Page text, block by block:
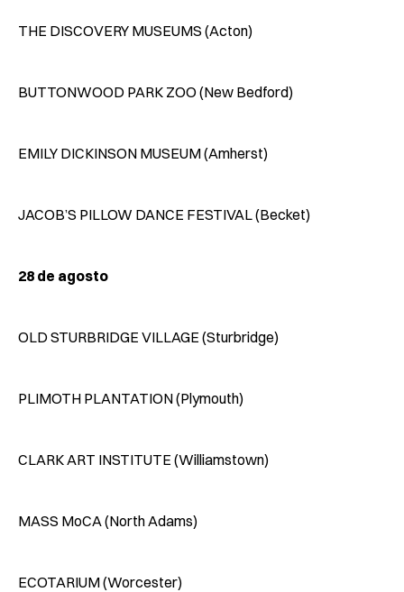
THE DISCOVERY MUSEUMS (Acton)
BUTTONWOOD PARK ZOO (New Bedford)
EMILY DICKINSON MUSEUM (Amherst)
JACOB’S PILLOW DANCE FESTIVAL (Becket)
28 de agosto
OLD STURBRIDGE VILLAGE (Sturbridge)
PLIMOTH PLANTATION (Plymouth)
CLARK ART INSTITUTE (Williamstown)
MASS MoCA (North Adams)
ECOTARIUM (Worcester)